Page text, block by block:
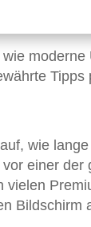
wie
einer
Bildschirm